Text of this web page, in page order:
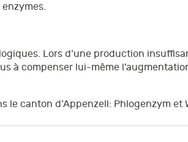
Lors d’une production
à compenser lui-même
canton d’Appenzell: Phlogenzym et